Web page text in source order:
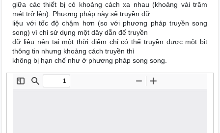
giữa các thiết bị có khoảng cách xa nhau (khoảng vài trăm
mét trở lên). Phương pháp này sẽ truyền dữ
liệu với tốc độ chậm hơn (so với phương pháp truyền song
song) vì chỉ sử dụng một dây dẫn để truyền
dữ liệu nên tại một thời điểm chỉ có thể truyền được một bit
thông tin nhưng khoảng cách truyền thì
không bị hạn chế như ở phương pháp song song.